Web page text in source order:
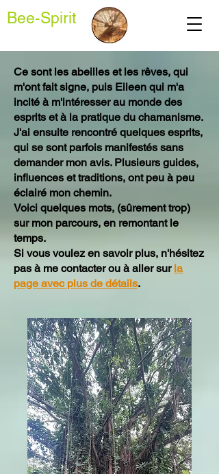
Bee-Spirit
Ce sont les abeilles et les rêves, qui
m'ont fait signe, puis Eileen qui m'a
incité à m'intéresser au monde des
esprits et à la pratique du chamanisme.
J'ai ensuite rencontré quelques esprits,
qui se sont parfois manifestés sans
demander mon avis. Plusieurs guides,
influences et traditions, ont peu à peu
éclairé mon chemin.
Voici quelques mots, (sûrement trop)
sur mon parcours, en remontant le
temps.
Si vous voulez en savoir plus, n'hésitez
pas à me contacter ou à aller sur la
page avec plus de détails.